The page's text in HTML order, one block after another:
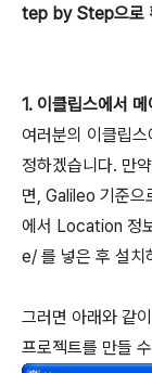
tep by Step으로
1. 이클립스에서
여러분의 이클립
정하겠습니다. 만
면, Galileo 기준으
에서 Location
e/ 를 넣은 후 설치
그러면 아래와 같이
프로젝트를 만들